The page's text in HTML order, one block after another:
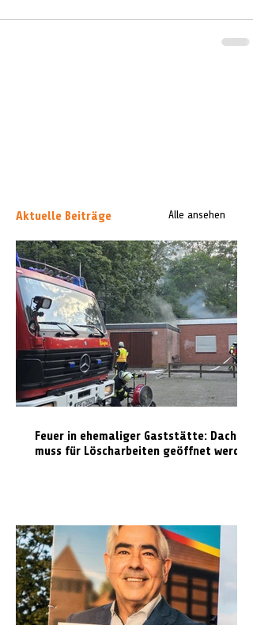
Aktuelle Beiträge Alle ansehen
Feuer in ehemaliger Gaststätte: Dach
muss für Löscharbeiten geöffnet werden